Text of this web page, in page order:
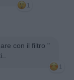
1
con il filtro "
1